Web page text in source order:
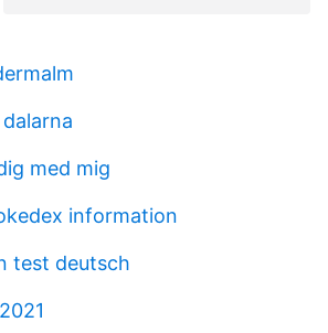
med mig
information
test deutsch